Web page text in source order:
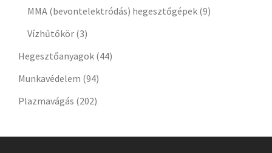
MMA (bevontelektródás) hegesztőgépek (9)
Vízhűtőkör (3)
Hegesztőanyagok (44)
Munkavédelem (94)
Plazmavágás (202)